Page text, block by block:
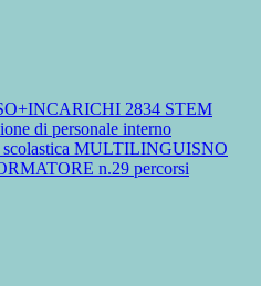
2834 STEM
di personale interno
scolastica MULTILINGUISNO
n.29 percorsi